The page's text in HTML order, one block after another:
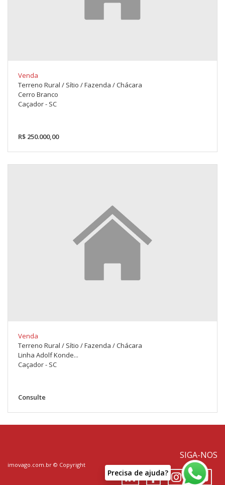
Venda
Terreno Rural / Sítio / Fazenda / Chácara
Cerro Branco
Caçador - SC
R$ 250.000,00
Venda
Terreno Rural / Sítio / Fazenda / Chácara
Linha Adolf Konde...
Caçador - SC
Consulte
imovago.com.br © Copyright
SIGA-NOS
Precisa de ajuda?